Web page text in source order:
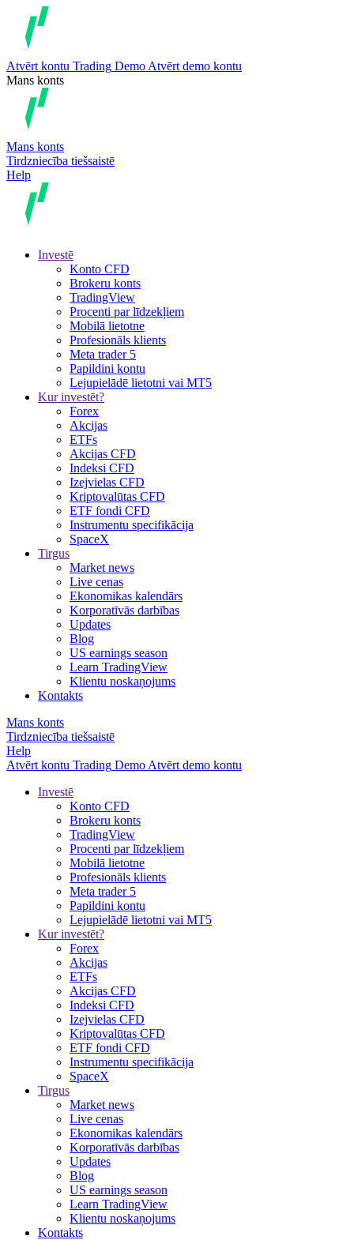
Atvērt kontu Trading Demo Atvērt demo kontu
Mans konts
Mans konts
Tirdzniecība tiešsaistē
Help
Investē
Konto CFD
Brokeru konts
TradingView
Procenti par līdzekļiem
Mobilā lietotne
Profesionāls klients
Meta trader 5
Papildini kontu
Lejupielādē lietotni vai MT5
Kur investēt?
Forex
Akcijas
ETFs
Akcijas CFD
Indeksi CFD
Izejvielas CFD
Kriptovalūtas CFD
ETF fondi CFD
Instrumentu specifikācija
SpaceX
Tirgus
Market news
Live cenas
Ekonomikas kalendārs
Korporatīvās darbības
Updates
Blog
US earnings season
Learn TradingView
Klientu noskaņojums
Kontakts
Mans konts
Tirdzniecība tiešsaistē
Help
Atvērt kontu Trading Demo Atvērt demo kontu
Investē
Konto CFD
Brokeru konts
TradingView
Procenti par līdzekļiem
Mobilā lietotne
Profesionāls klients
Meta trader 5
Papildini kontu
Lejupielādē lietotni vai MT5
Kur investēt?
Forex
Akcijas
ETFs
Akcijas CFD
Indeksi CFD
Izejvielas CFD
Kriptovalūtas CFD
ETF fondi CFD
Instrumentu specifikācija
SpaceX
Tirgus
Market news
Live cenas
Ekonomikas kalendārs
Korporatīvās darbības
Updates
Blog
US earnings season
Learn TradingView
Klientu noskaņojums
Kontakts